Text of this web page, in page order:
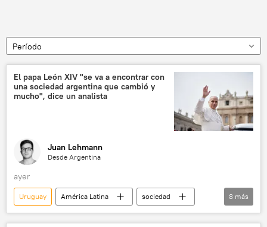
Período
El papa León XIV "se va a encontrar con
una sociedad argentina que cambió y
mucho", dice un analista
Juan Lehmann
Desde Argentina
ayer
Uruguay América Latina
sociedad
religión
Ernesto Zedillo Ponce de León
8 más